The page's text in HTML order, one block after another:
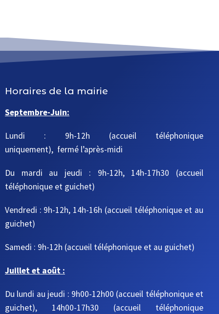
Horaires de la mairie
Septembre-Juin:
Lundi : 9h-12h (accueil téléphonique
uniquement), fermé l’après-midi
Du mardi au jeudi : 9h-12h, 14h-17h30 (accueil
téléphonique et guichet)
Vendredi : 9h-12h, 14h-16h (accueil téléphonique et au
guichet)
Samedi : 9h-12h (accueil téléphonique et au guichet)
Juillet et août :
Du lundi au jeudi : 9h00-12h00 (accueil téléphonique et
guichet), 14h00-17h30 (accueil téléphonique